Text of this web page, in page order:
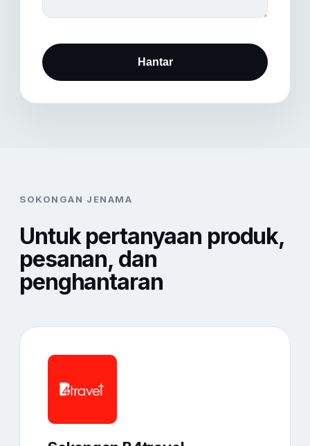
Hantar
SOKONGAN JENAMA
Untuk pertanyaan produk,
pesanan, dan
penghantaran